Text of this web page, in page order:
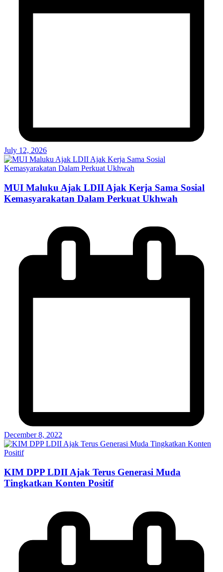
July 12, 2026
MUI Maluku Ajak LDII Ajak Kerja Sama Sosial
Kemasyarakatan Dalam Perkuat Ukhwah
December 8, 2022
KIM DPP LDII Ajak Terus Generasi Muda
Tingkatkan Konten Positif